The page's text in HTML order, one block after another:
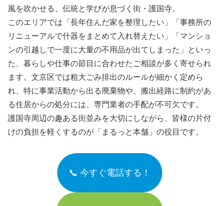
風を吹かせる、伝統と学びが息づく街・護国寺。
このエリアでは「長年住んだ家を整理したい」「事務所の
リニューアルで什器をまとめて入れ替えたい」「マンショ
ンの引越しで一度に大量の不用品が出てしまった」といっ
た、暮らしや仕事の節目に合わせたご相談が多く寄せられ
ます。文京区では粗大ごみ排出のルールが細かく定めら
れ、特に事業活動から出る廃棄物や、搬出経路に制約があ
る住居からの処分には、専門業者の手配が不可欠です。
護国寺周辺の趣ある街並みを大切にしながら、皆様の片付
けの負担を軽くするのが「まるっと本舗」の役目です。
📞 今すぐ電話する！